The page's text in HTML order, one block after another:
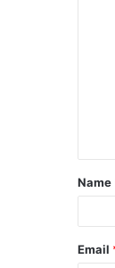
t
*
Name
Email